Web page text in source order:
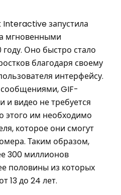
Interactive запустила
мгновенными
Оно быстро стало
благодаря своему
интерфейсу.
GIF-
видео не требуется
этого им необходимо
которое они смогут
Таким образом,
300 миллионов
половины из которых
13 до 24 лет.